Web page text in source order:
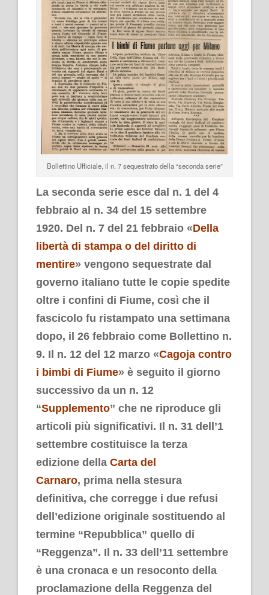
Bollettino Ufficiale, il n. 7 sequestrato della “seconda serie”
La seconda serie esce dal n. 1 del 4
febbraio al n. 34 del 15 settembre
1920. Del n. 7 del 21 febbraio «Della
libertà di stampa o del diritto di
mentire» vengono sequestrate dal
governo italiano tutte le copie spedite
oltre i confini di Fiume, così che il
fascicolo fu ristampato una settimana
dopo, il 26 febbraio come Bollettino n.
9. Il n. 12 del 12 marzo «Cagoja contro
i bimbi di Fiume» è seguito il giorno
successivo da un n. 12
“Supplemento” che ne riproduce gli
articoli più significativi. Il n. 31 dell’1
settembre costituisce la terza
edizione della Carta del
Carnaro, prima nella stesura
definitiva, che corregge i due refusi
dell’edizione originale sostituendo al
termine “Repubblica” quello di
“Reggenza”. Il n. 33 dell’11 settembre
è una cronaca e un resoconto della
proclamazione della Reggenza del